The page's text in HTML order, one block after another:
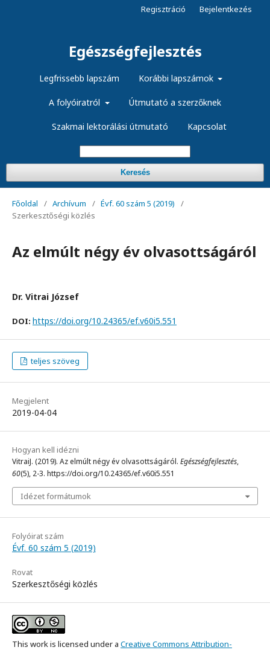
Egészségfejlesztés
Legfrissebb lapszám Korábbi lapszámok
A folyóiratról Útmutató a szerzőknek
Szakmai lektorálási útmutató Kapcsolat
Keresés
Regisztráció Bejelentkezés
Főoldal / Archívum / Évf. 60 szám 5 (2019)
/
Szerkesztőségi közlés
Az elmúlt négy év olvasottságáról
Dr. Vitrai József
DOI: https://doi.org/10.24365/ef.v60i5.551
teljes szöveg
Megjelent
2019-04-04
Hogyan kell idézni
VitraiJ. (2019). Az elmúlt négy év olvasottságáról. Egészségfejlesztés,
60(5), 2-3. https://doi.org/10.24365/ef.v60i5.551
Idézet formátumok
Folyóirat szám
Évf. 60 szám 5 (2019)
Rovat
Szerkesztőségi közlés
This work is licensed under a Creative Commons Attribution-